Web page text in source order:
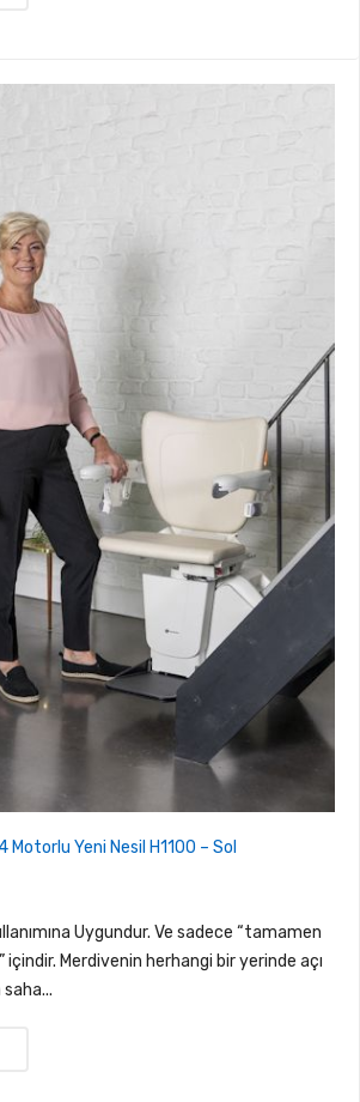
Motorlu Yeni Nesil H1100 – Sol
Uygundur. Ve sadece “tamamen
Merdivenin herhangi bir yerinde açı